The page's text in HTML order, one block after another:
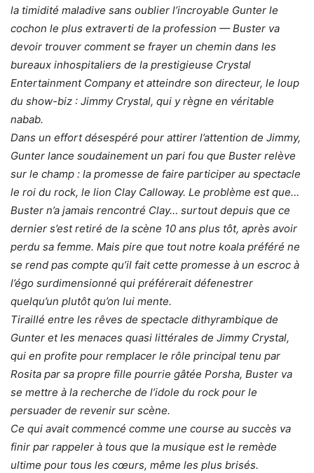
la timidité maladive sans oublier l’incroyable Gunter le
cochon le plus extraverti de la profession — Buster va
devoir trouver comment se frayer un chemin dans les
bureaux inhospitaliers de la prestigieuse Crystal
Entertainment Company et atteindre son directeur, le loup
du show-biz : Jimmy Crystal, qui y règne en véritable
nabab.
Dans un effort désespéré pour attirer l’attention de Jimmy,
Gunter lance soudainement un pari fou que Buster relève
sur le champ : la promesse de faire participer au spectacle
le roi du rock, le lion Clay Calloway. Le problème est que…
Buster n’a jamais rencontré Clay… surtout depuis que ce
dernier s’est retiré de la scène 10 ans plus tôt, après avoir
perdu sa femme. Mais pire que tout notre koala préféré ne
se rend pas compte qu’il fait cette promesse à un escroc à
l’égo surdimensionné qui préférerait défenestrer
quelqu’un plutôt qu’on lui mente.
Tiraillé entre les rêves de spectacle dithyrambique de
Gunter et les menaces quasi littérales de Jimmy Crystal,
qui en profite pour remplacer le rôle principal tenu par
Rosita par sa propre fille pourrie gâtée Porsha, Buster va
se mettre à la recherche de l’idole du rock pour le
persuader de revenir sur scène.
Ce qui avait commencé comme une course au succès va
finir par rappeler à tous que la musique est le remède
ultime pour tous les cœurs, même les plus brisés.